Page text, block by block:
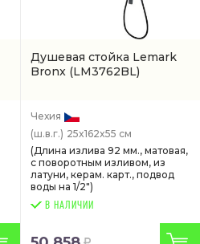
Душевая стойка Lemark
Bronx (LM3762BL)
Чехия
(ш.в.г.) 25x162x55 см
(Длина излива 92 мм., матовая,
с поворотным изливом, из
латуни, керам. карт., подвод
воды на 1/2")
В НАЛИЧИИ